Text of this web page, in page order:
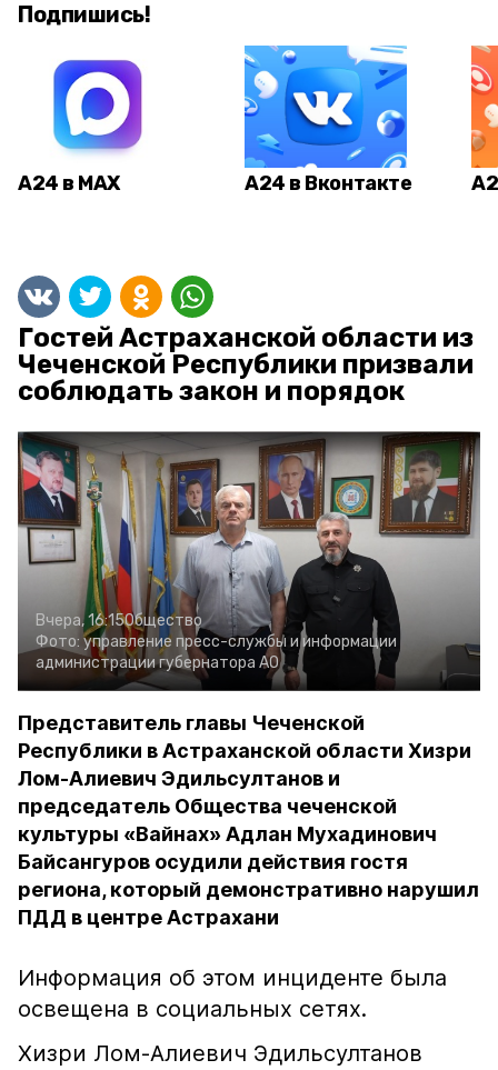
Подпишись!
А24 в MAX А24 в Вконтакте
Гостей Астраханской области из
Чеченской Республики призвали
соблюдать закон и порядок
Вчера, 16:15Общество
Фото: управление пресс-службы и информации
администрации губернатора АО
Представитель главы Чеченской
Республики в Астраханской области Хизри
Лом-Алиевич Эдильсултанов и
председатель Общества чеченской
культуры «Вайнах» Адлан Мухадинович
Байсангуров осудили действия гостя
региона, который демонстративно нарушил
ПДД в центре Астрахани
Информация об этом инциденте была
освещена в социальных сетях.
Хизри Лом-Алиевич Эдильсултанов